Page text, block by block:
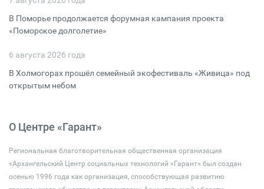
В Поморье продолжается форумная кампания проекта
«Поморское долголетие»
6 августа 2026 года
В Холмогорах прошёл семейный экофестиваль «Живица» под
открытым небом
О Центре «Гарант»
Региональная благотворительная общественная организация
«Архангельский Центр социальных технологий «Гарант» был создан
осенью 1996 года как организация, способствующая развитию